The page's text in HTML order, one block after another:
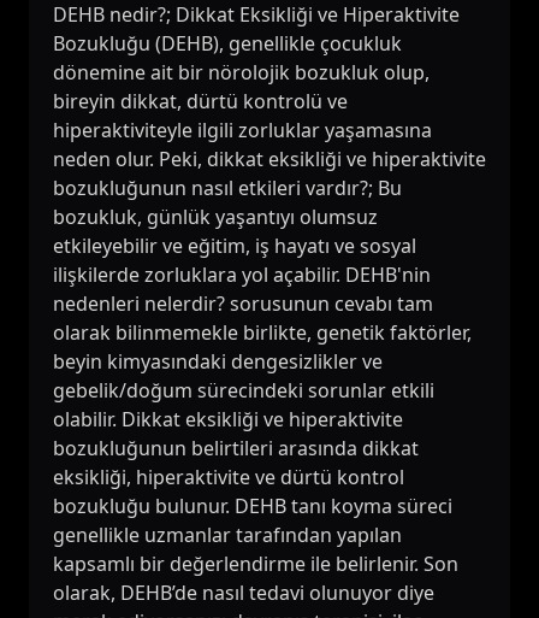
DEHB nedir?; Dikkat Eksikliği ve Hiperaktivite
Bozukluğu (DEHB), genellikle çocukluk
dönemine ait bir nörolojik bozukluk olup,
bireyin dikkat, dürtü kontrolü ve
hiperaktiviteyle ilgili zorluklar yaşamasına
neden olur. Peki, dikkat eksikliği ve hiperaktivite
bozukluğunun nasıl etkileri vardır?; Bu
bozukluk, günlük yaşantıyı olumsuz
etkileyebilir ve eğitim, iş hayatı ve sosyal
ilişkilerde zorluklara yol açabilir. DEHB'nin
nedenleri nelerdir? sorusunun cevabı tam
olarak bilinmemekle birlikte, genetik faktörler,
beyin kimyasındaki dengesizlikler ve
gebelik/doğum sürecindeki sorunlar etkili
olabilir. Dikkat eksikliği ve hiperaktivite
bozukluğunun belirtileri arasında dikkat
eksikliği, hiperaktivite ve dürtü kontrol
bozukluğu bulunur. DEHB tanı koyma süreci
genellikle uzmanlar tarafından yapılan
kapsamlı bir değerlendirme ile belirlenir. Son
olarak, DEHB’de nasıl tedavi olunuyor diye